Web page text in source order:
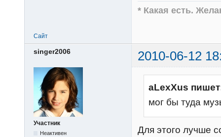
* Какая есть.
Сайт
singer2006 2010-06-12
Участник
Неактивен
aLexXus
мог бы туда
Для этого лучше